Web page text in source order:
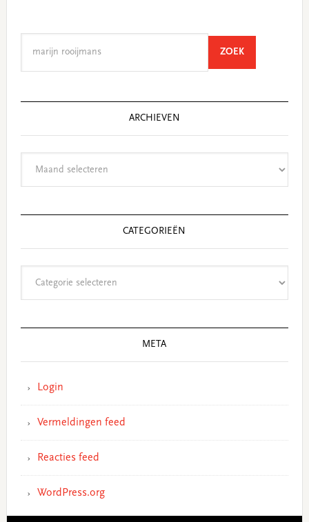
ZOEKSEARCH
ARCHIEVEN
CATEGORIEËN
META
Login
Vermeldingen feed
Reacties feed
WordPress.org